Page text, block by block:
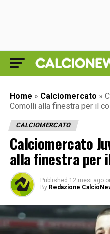
Home » Calciomercato »
Comolli alla finestra per il
CALCIOMERCATO
Calciomercato
alla finestra per
Published 12 mesi ago
By Redazione